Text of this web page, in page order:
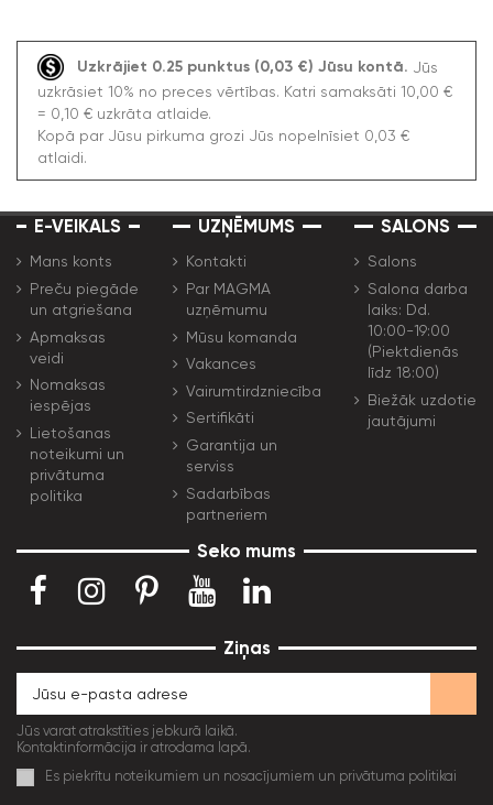
Uzkrājiet 0.25 punktus (0,03 €) Jūsu kontā.
Jūs
uzkrāsiet 10% no preces vērtības. Katri samaksāti 10,00 €
= 0,10 € uzkrāta atlaide.
Kopā par Jūsu pirkuma grozi Jūs nopelnīsiet 0,03 €
atlaidi.
E-VEIKALS
Mans konts
Preču piegāde
un atgriešana
Apmaksas
veidi
Nomaksas
iespējas
Lietošanas
noteikumi un
privātuma
politika
UZŅĒMUMS
Kontakti
Par MAGMA
uzņēmumu
Mūsu komanda
Vakances
Vairumtirdzniecība
Sertifikāti
Garantija un
serviss
Sadarbības
partneriem
SALONS
Salons
Salona darba
laiks: Dd.
10:00-19:00
(Piektdienās
līdz 18:00)
Biežāk uzdotie
jautājumi
Seko mums
Ziņas
Jūs varat atrakstīties jebkurā laikā.
Kontaktinformācija ir atrodama lapā.
Es piekrītu noteikumiem un nosacījumiem un privātuma politikai